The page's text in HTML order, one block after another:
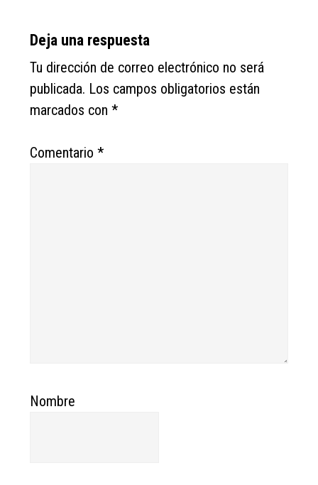
Reader
Interactions
Deja una respuesta
Tu dirección de correo electrónico no será
publicada. Los campos obligatorios están
marcados con*
Comentario*
Nombre